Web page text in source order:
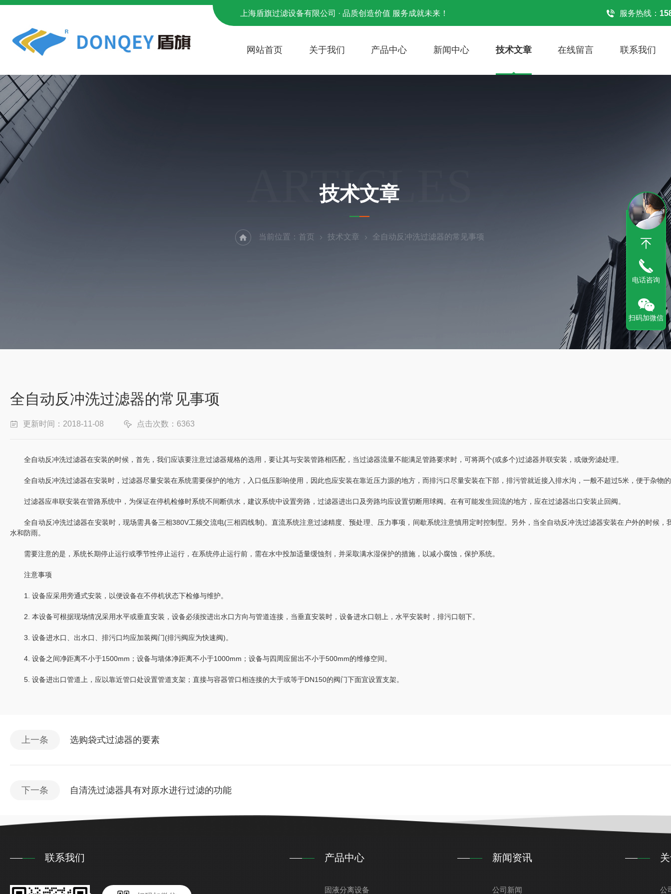
上海盾旗过滤设备有限公司 · 品质创造价值 服务成就未来！ 服务热线：
网站首页 关于我们 产品中心 新闻中心 技术文章 在线留言 联系我们
ARTICLES
技术文章
当前位置： 首页 技术文章 全自动反冲洗过滤器的常见事项
全自动反冲洗过滤器的常见事项
更新时间：2018-11-08 点击次数：6363
全自动反冲洗过滤器在安装的时候，首先，我们应该要注意过滤器规格的选用，要让其与安装管路相匹配，当过滤器流量不能满足管路要求时，可将两个(或多个)过滤器并联安装，或做旁滤处理。
全自动反冲洗过滤器在安装时，过滤器尽量安装在系统需要保护的地方，入口低压影响使用，因此也应安装在靠近压力源的地方，而排污口尽量安装在下部，排污管就近接入排水沟，一般不超过5米，便于杂物
过滤器应串联安装在管路系统中，为保证在停机检修时系统不间断供水，建议系统中设置旁路，过滤器进出口及旁路均应设置切断用球阀。在有可能发生回流的地方，应在过滤器出口安装止回阀。
全自动反冲洗过滤器在安装时，现场需具备三相380V工频交流电(三相四线制)。直流系统注意过滤精度、预处理、压力事项，间歇系统注意慎用定时控制型。另外，当全自动反冲洗过滤器安装在户外的时候，
水和防雨。
需要注意的是，系统长期停止运行或季节性停止运行，在系统停止运行前，需在水中投加适量缓蚀剂，并采取满水湿保护的措施，以减小腐蚀，保护系统。
注意事项
1. 设备应采用旁通式安装，以便设备在不停机状态下检修与维护。
2. 本设备可根据现场情况采用水平或垂直安装，设备必须按进出水口方向与管道连接，当垂直安装时，设备进水口朝上，水平安装时，排污口朝下。
3. 设备进水口、出水口、排污口均应加装阀门(排污阀应为快速阀)。
4. 设备之间净距离不小于1500mm；设备与墙体净距离不小于1000mm；设备与四周应留出不小于500mm的维修空间。
5. 设备进出口管道上，应以靠近管口处设置管道支架；直接与容器管口相连接的大于或等于DN150的阀门下面宜设置支架。
上一条 选购袋式过滤器的要素
下一条 自清洗过滤器具有对原水进行过滤的功能
联系我们 产品中心
固液分离设备
新闻资讯
公司新闻 公
电话咨询
扫码加微信